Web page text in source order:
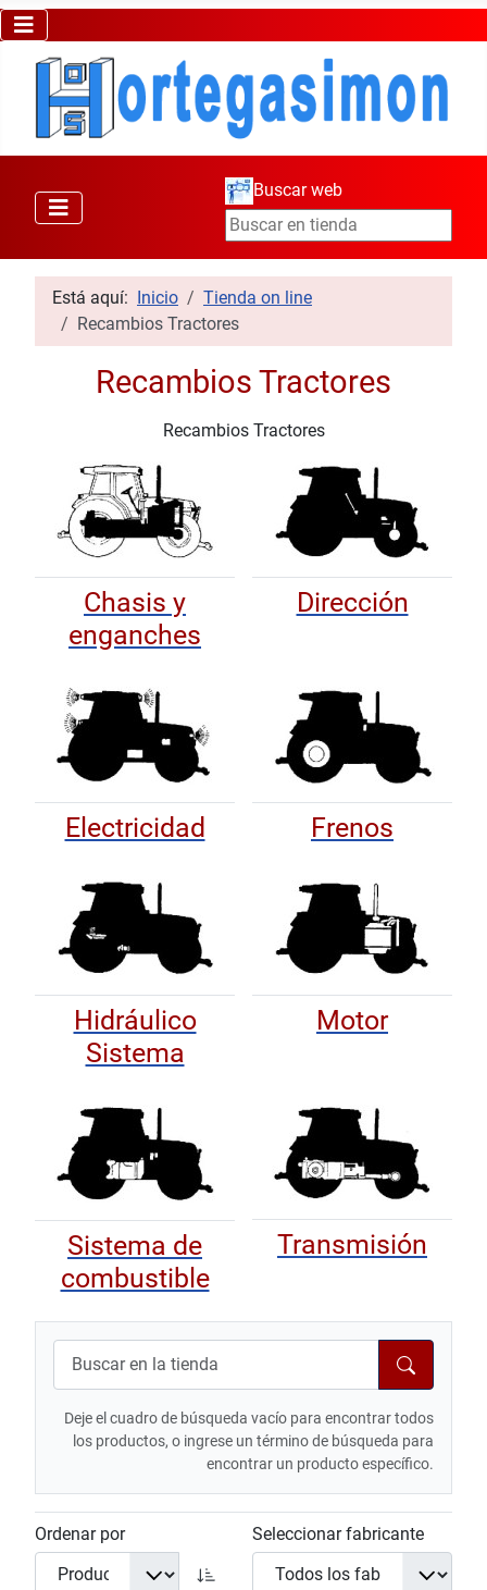
Buscar web
Está aquí: Inicio
Tienda on line
Recambios Tractores
Recambios Tractores
Recambios Tractores
Chasis y
enganches
Dirección
Electricidad Frenos
Hidráulico
Sistema
Motor
Sistema de
combustible
Transmisión
Deje el cuadro de búsqueda vacío para encontrar todos
los productos, o ingrese un término de búsqueda para
encontrar un producto específico.
Ordenar por Seleccionar fabricante